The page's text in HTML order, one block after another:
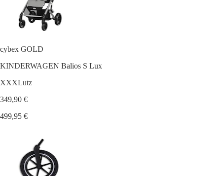
cybex GOLD
KINDERWAGEN Balios S Lux
XXXLutz
349,90 €
499,95 €